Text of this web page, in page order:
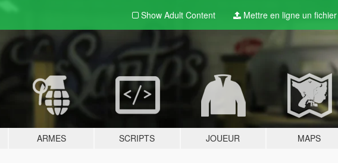
Show Adult Content Mettre en ligne un fichier
ARMES SCRIPTS JOUEUR MAPS